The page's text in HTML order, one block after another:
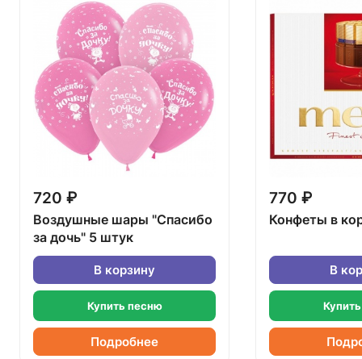
720 ₽
Воздушные шары "Спасибо
за дочь" 5 штук
В корзину
Купить песню
Подробнее
770 ₽
Конфеты в
В